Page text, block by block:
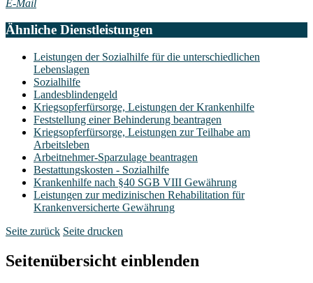
E-Mail
Ähnliche Dienstleistungen
Leistungen der Sozialhilfe für die unterschiedlichen
Lebenslagen
Sozialhilfe
Landesblindengeld
Kriegsopferfürsorge, Leistungen der Krankenhilfe
Feststellung einer Behinderung beantragen
Kriegsopferfürsorge, Leistungen zur Teilhabe am
Arbeitsleben
Arbeitnehmer-Sparzulage beantragen
Bestattungskosten - Sozialhilfe
Krankenhilfe nach §40 SGB VIII Gewährung
Leistungen zur medizinischen Rehabilitation für
Krankenversicherte Gewährung
Seite zurück Seite drucken
Seitenübersicht einblenden